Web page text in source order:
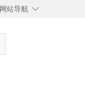
◇
网站导航